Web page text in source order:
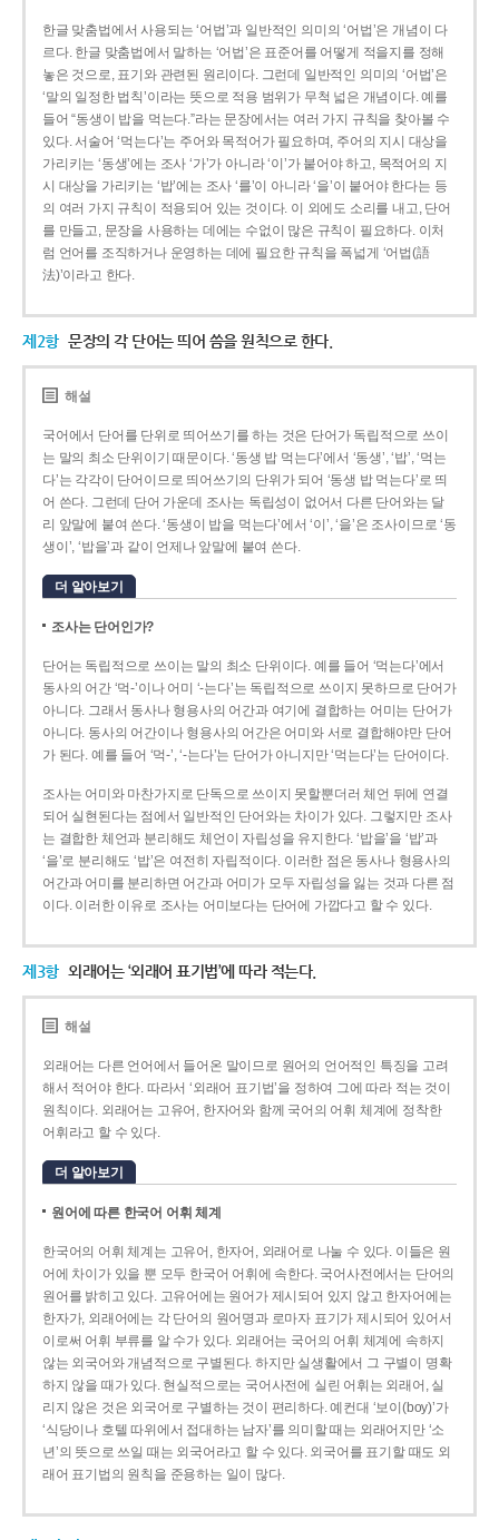
한글 맞춤법에서 사용되는 ‘어법’과 일반적인 의미의 ‘어법’은 개념이 다
르다. 한글 맞춤법에서 말하는 ‘어법’은 표준어를 어떻게 적을지를 정해
놓은 것으로, 표기와 관련된 원리이다. 그런데 일반적인 의미의 ‘어법’은
‘말의 일정한 법칙’이라는 뜻으로 적용 범위가 무척 넓은 개념이다. 예를
들어 “동생이 밥을 먹는다.”라는 문장에서는 여러 가지 규칙을 찾아볼 수
있다. 서술어 ‘먹는다’는 주어와 목적어가 필요하며, 주어의 지시 대상을
가리키는 ‘동생’에는 조사 ‘가’가 아니라 ‘이’가 붙어야 하고, 목적어의 지
시 대상을 가리키는 ‘밥’에는 조사 ‘를’이 아니라 ‘을’이 붙어야 한다는 등
의 여러 가지 규칙이 적용되어 있는 것이다. 이 외에도 소리를 내고, 단어
를 만들고, 문장을 사용하는 데에는 수없이 많은 규칙이 필요하다. 이처
럼 언어를 조직하거나 운영하는 데에 필요한 규칙을 폭넓게 ‘어법(語
法)’이라고 한다.
제2항 문장의 각 단어는 띄어 씀을 원칙으로 한다.
해설
국어에서 단어를 단위로 띄어쓰기를 하는 것은 단어가 독립적으로 쓰이
는 말의 최소 단위이기 때문이다. ‘동생 밥 먹는다’에서 ‘동생’, ‘밥’, ‘먹는
다’는 각각이 단어이므로 띄어쓰기의 단위가 되어 ‘동생 밥 먹는다’로 띄
어 쓴다. 그런데 단어 가운데 조사는 독립성이 없어서 다른 단어와는 달
리 앞말에 붙여 쓴다. ‘동생이 밥을 먹는다’에서 ‘이’, ‘을’은 조사이므로 ‘동
생이’, ‘밥을’과 같이 언제나 앞말에 붙여 쓴다.
더 알아보기
조사는 단어인가?
단어는 독립적으로 쓰이는 말의 최소 단위이다. 예를 들어 ‘먹는다’에서
동사의 어간 ‘먹-­’이나 어미 ‘­-는다’는 독립적으로 쓰이지 못하므로 단어가
아니다. 그래서 동사나 형용사의 어간과 여기에 결합하는 어미는 단어가
아니다. 동사의 어간이나 형용사의 어간은 어미와 서로 결합해야만 단어
가 된다. 예를 들어 ‘먹-’, ‘-는다’는 단어가 아니지만 ‘먹는다’는 단어이다.
조사는 어미와 마찬가지로 단독으로 쓰이지 못할뿐더러 체언 뒤에 연결
되어 실현된다는 점에서 일반적인 단어와는 차이가 있다. 그렇지만 조사
는 결합한 체언과 분리해도 체언이 자립성을 유지한다. ‘밥을’을 ‘밥’과
‘을’로 분리해도 ‘밥’은 여전히 자립적이다. 이러한 점은 동사나 형용사의
어간과 어미를 분리하면 어간과 어미가 모두 자립성을 잃는 것과 다른 점
이다. 이러한 이유로 조사는 어미보다는 단어에 가깝다고 할 수 있다.
제3항 외래어는 ‘외래어 표기법’에 따라 적는다.
해설
외래어는 다른 언어에서 들어온 말이므로 원어의 언어적인 특징을 고려
해서 적어야 한다. 따라서 ‘외래어 표기법’을 정하여 그에 따라 적는 것이
원칙이다. 외래어는 고유어, 한자어와 함께 국어의 어휘 체계에 정착한
어휘라고 할 수 있다.
더 알아보기
원어에 따른 한국어 어휘 체계
한국어의 어휘 체계는 고유어, 한자어, 외래어로 나눌 수 있다. 이들은 원
어에 차이가 있을 뿐 모두 한국어 어휘에 속한다. 국어사전에서는 단어의
원어를 밝히고 있다. 고유어에는 원어가 제시되어 있지 않고 한자어에는
한자가, 외래어에는 각 단어의 원어명과 로마자 표기가 제시되어 있어서
이로써 어휘 부류를 알 수가 있다. 외래어는 국어의 어휘 체계에 속하지
않는 외국어와 개념적으로 구별된다. 하지만 실생활에서 그 구별이 명확
하지 않을 때가 있다. 현실적으로는 국어사전에 실린 어휘는 외래어, 실
리지 않은 것은 외국어로 구별하는 것이 편리하다. 예컨대 ‘보이(boy)’가
‘식당이나 호텔 따위에서 접대하는 남자’를 의미할 때는 외래어지만 ‘소
년’의 뜻으로 쓰일 때는 외국어라고 할 수 있다. 외국어를 표기할 때도 외
래어 표기법의 원칙을 준용하는 일이 많다.